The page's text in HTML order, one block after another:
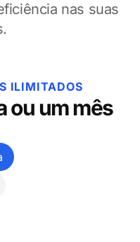
nas suas
ILIMITADOS
ou um mês